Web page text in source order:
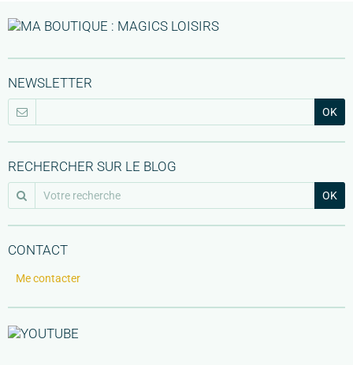
NEWSLETTER
OK
RECHERCHER SUR LE BLOG
OK
CONTACT
Me contacter